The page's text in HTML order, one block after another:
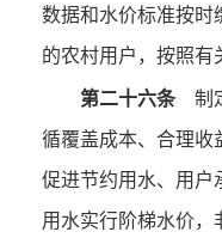
数据和水价标准按时
的农村用户，按照有
第二十六条制定
循覆盖成本、合理收
促进节约用水、用户
用水实行阶梯水价，